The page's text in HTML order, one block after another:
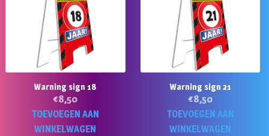
Warning sign 18
€8,50
TOEVOEGEN AAN
WINKELWAGEN
Warning sign 21
€8,50
TOEVOEGEN AAN
WINKELWAGEN